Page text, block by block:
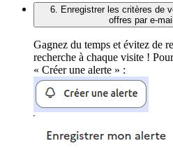
6. Enregistrer les critères de
offres par e-
Gagnez du temps et évitez de
recherche à chaque visite !
« Créer une alerte » :